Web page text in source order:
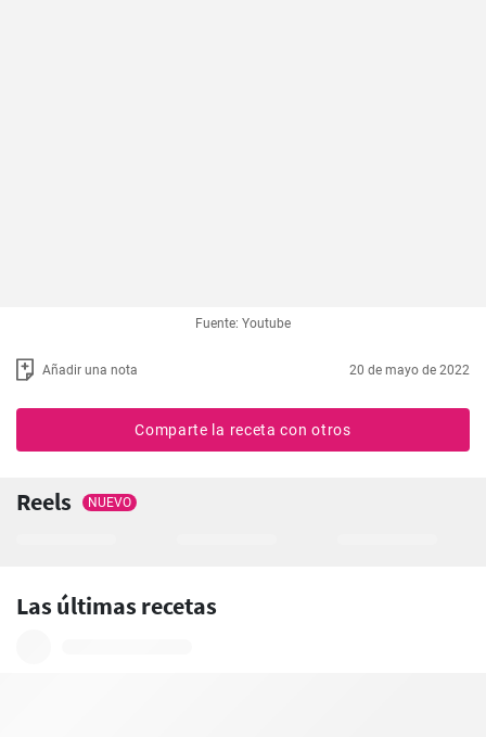
Fuente: Youtube
Añadir una nota 20 de mayo de 2022
Comparte la receta con otros
Reels NUEVO
Las últimas recetas